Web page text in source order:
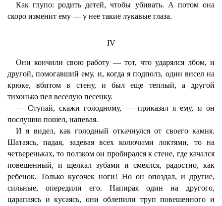
Как глупо: родить детей, чтобы убивать. А потом она
скоро изменит ему — у нее такие лукавые глаза.
IV
Они кончили свою работу — тот, что ударялся лбом, и
другой, помогавший ему, и, когда я подполз, один висел на
крюке, вбитом в стену, и был еще теплый, а другой
тихонько пел веселую песенку.
— Ступай, скажи голодному, — приказал я ему, и он
послушно пошел, напевая.
И я видел, как голодный откачнулся от своего камня.
Шатаясь, падая, задевая всех колючими локтями, то на
четвереньках, то ползком он пробирался к стене, где качался
повешенный, и щелкал зубами и смеялся, радостно, как
ребенок. Только кусочек ноги! Но он опоздал, и другие,
сильные, опередили его. Напирая один на другого,
царапаясь и кусаясь, они облепили труп повешенного и